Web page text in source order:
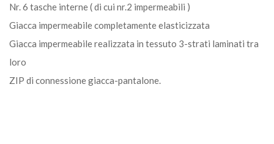
Nr. 6 tasche interne ( di cui nr.2 impermeabili )
Giacca impermeabile completamente elasticizzata
Giacca impermeabile realizzata in tessuto 3-strati laminati tra
loro
ZIP di connessione giacca-pantalone.